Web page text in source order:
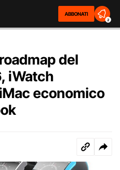
ABBONATI
2
del
iWatch
economico